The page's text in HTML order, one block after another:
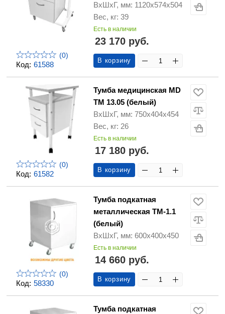
Код: 61588
(0)
ВхШхГ, мм: 1120х574х504
Вес, кг: 39
Есть в наличии
23 170 руб.
В корзину
Код: 61582
(0)
Тумба медицинская MD
ТМ 13.05 (белый)
ВхШхГ, мм: 750х404х454
Вес, кг: 26
Есть в наличии
17 180 руб.
В корзину
Код: 58330
(0)
Тумба подкатная
металлическая ТМ-1.1
(белый)
ВхШхГ, мм: 600х400х450
Есть в наличии
14 660 руб.
В корзину
Тумба подкатная